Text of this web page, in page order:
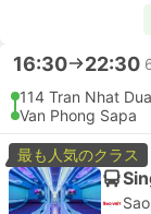
16:30 22:30
114 Tran Nhat
Van Phong Sapa
最も人気のクラス